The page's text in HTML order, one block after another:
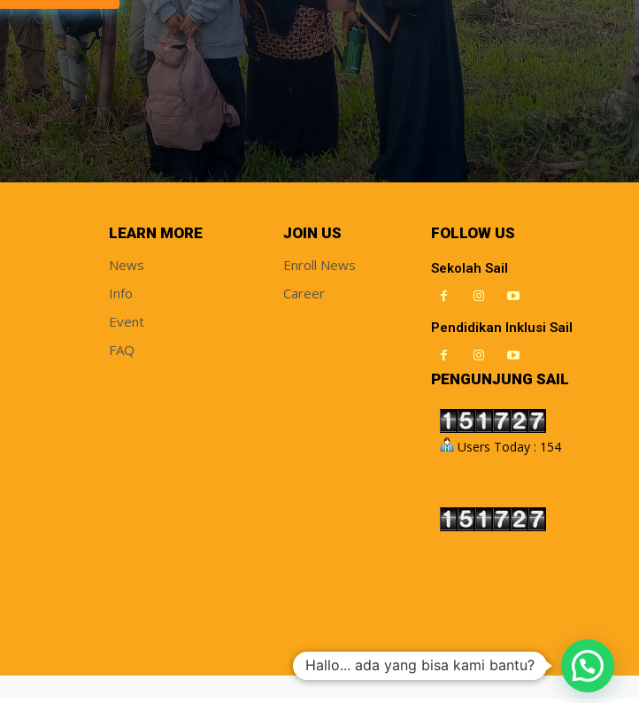
LEARN MORE
News
Info
Event
FAQ
JOIN US
Enroll News
Career
FOLLOW US
Sekolah Sail
Pendidikan Inklusi Sail
PENGUNJUNG SAIL
Users Today : 154
Hallo... ada yang bisa kami bantu?